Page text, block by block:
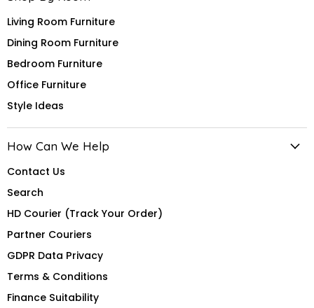
Living Room Furniture
Dining Room Furniture
Bedroom Furniture
Office Furniture
Style Ideas
How Can We Help
Contact Us
Search
HD Courier (Track Your Order)
Partner Couriers
GDPR Data Privacy
Terms & Conditions
Finance Suitability